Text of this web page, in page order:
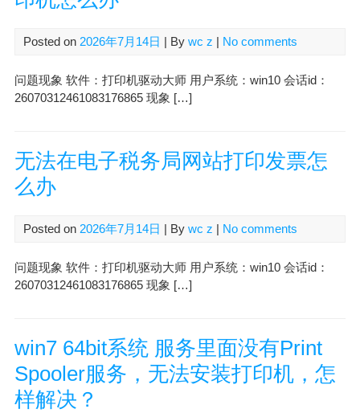
Posted on 2026年7月14日 | By wc z No comments
问题现象 软件：打印机驱动大师 用户系统：win10 会话id：
26070312461083176865 现象 […]
无法在电子税务局网站打印发票怎
么办
Posted on 2026年7月14日 | By wc z No comments
问题现象 软件：打印机驱动大师 用户系统：win10 会话id：
26070312461083176865 现象 […]
win7 64bit系统 服务里面没有Print
Spooler服务，无法安装打印机，怎
样解决？